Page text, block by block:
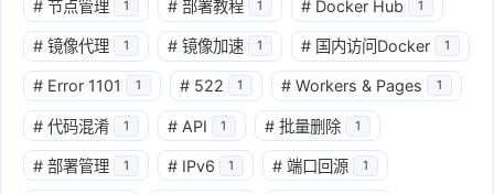
# 节点管理 1 # 部署教程 1 # Docker Hub 1
# 镜像代理 1 # 镜像加速 1 # 国内访问Docker 1
# Error 1101 1 # 522 1 # Workers & Pages 1
# 代码混淆 1 # API 1 # 批量删除 1
# 部署管理 1 # IPv6 1 # 端口回源 1